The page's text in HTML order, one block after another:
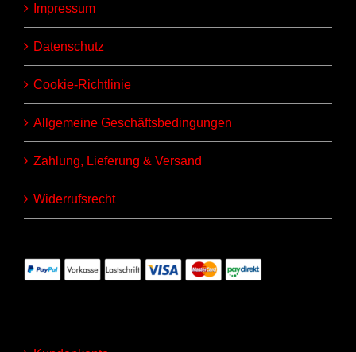
Impressum
Datenschutz
Cookie-Richtlinie
Allgemeine Geschäftsbedingungen
Zahlung, Lieferung & Versand
Widerrufsrecht